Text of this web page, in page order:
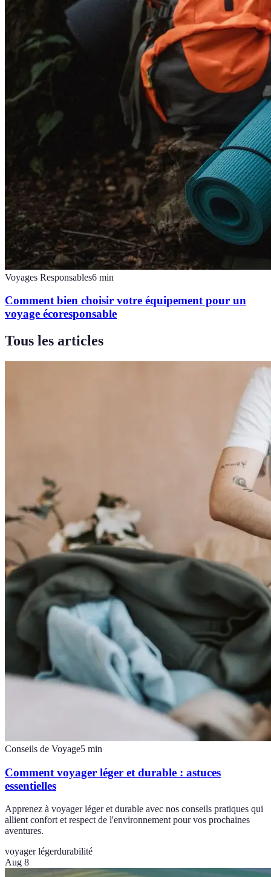
Voyages Responsables6 min
Comment bien choisir votre équipement pour un
voyage écoresponsable
Tous les articles
Conseils de Voyage5 min
Comment voyager léger et durable : astuces
essentielles
Apprenez à voyager léger et durable avec nos conseils pratiques qui
allient confort et respect de l'environnement pour vos prochaines
aventures.
voyager légerdurabilité
Aug 8